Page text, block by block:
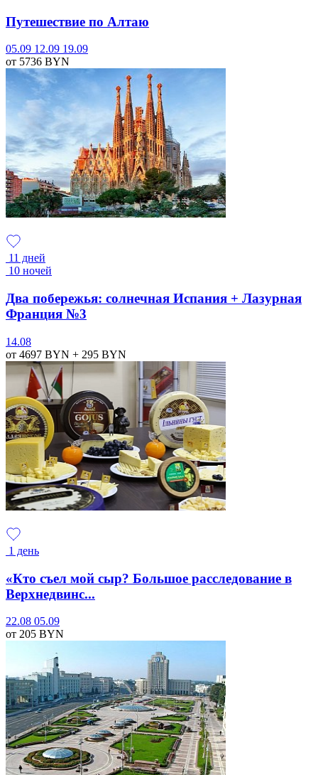
Путешествие по Алтаю
05.09 12.09 19.09
от 5736 BYN
11 дней
10 ночей
Два побережья: солнечная Испания + Лазурная
Франция №3
14.08
от 4697 BYN + 295 BYN
1 день
«Кто съел мой сыр? Большое расследование в
Верхнедвинс...
22.08 05.09
от 205 BYN